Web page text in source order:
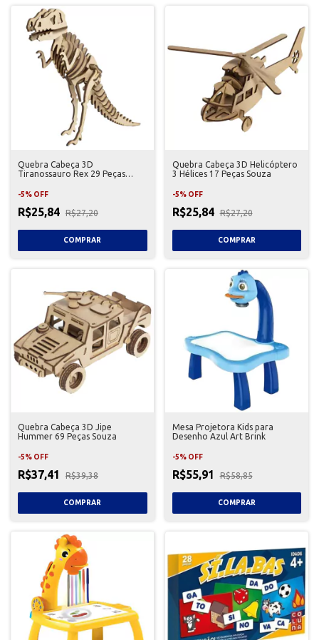
Quebra Cabeça 3D
Tiranossauro Rex 29 Peças
-5% OFF
R$25,84 R$27,20
Quebra Cabeça 3D Helicóptero
3 Hélices 17 Peças Souza
-5% OFF
R$25,84 R$27,20
Quebra Cabeça 3D Jipe
Hummer 69 Peças Souza
-5% OFF
R$37,41 R$39,38
Mesa Projetora Kids para
Desenho Azul Art Brink
-5% OFF
R$55,91 R$58,85